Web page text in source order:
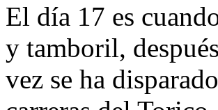
El día 17 es
y tamboril,
vez se ha